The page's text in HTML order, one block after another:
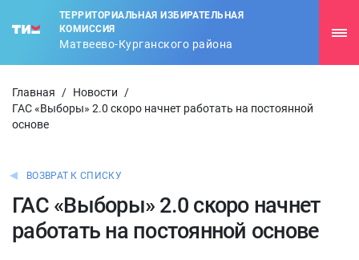
ТЕРРИТОРИАЛЬНАЯ ИЗБИРАТЕЛЬНАЯ
КОМИССИЯ
Матвеево-Курганского района
Главная / Новости
/
ГАС «Выборы» 2.0 скоро начнет работать на постоянной
основе
ВОЗВРАТ К СПИСКУ
ГАС «Выборы» 2.0 скоро начнет
работать на постоянной основе